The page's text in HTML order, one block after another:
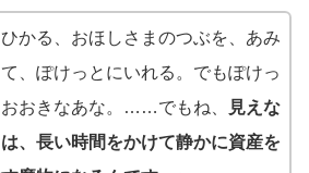
かる、おほしさまのつぶを、あみ
、ぽけっとにいれる。でもぽけっ
おきなあな。……でもね、
見えな
、長い時間をかけて静かに資産を